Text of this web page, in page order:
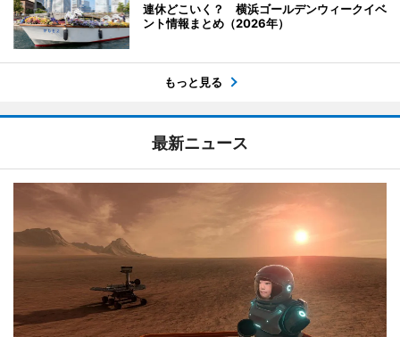
連休どこいく？ 横浜ゴールデンウィークイベ
ント情報まとめ（2026年）
もっと見る
最新ニュース